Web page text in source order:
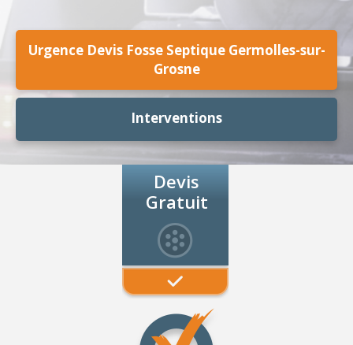
Urgence Devis Fosse Septique Germolles-sur-
Grosne
Interventions
Devis
Gratuit